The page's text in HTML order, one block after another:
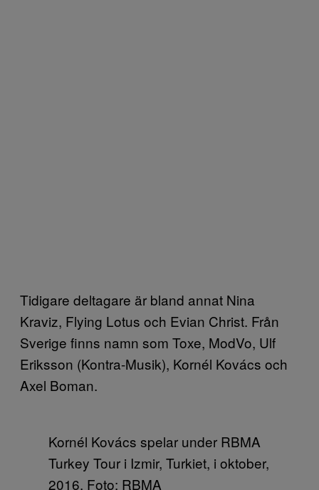
Tidigare deltagare är bland annat Nina
Kraviz, Flying Lotus och Evian Christ. Från
Sverige finns namn som Toxe, ModVo, Ulf
Eriksson (Kontra-Musik), Kornél Kovács och
Axel Boman.
Kornél Kovács spelar under RBMA
Turkey Tour i Izmir, Turkiet, i oktober,
2016. Foto: RBMA